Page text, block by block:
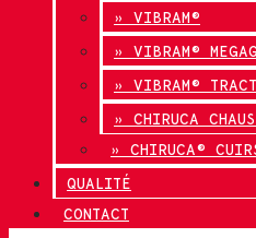
» VIBRAM®
» VIBRAM®
» VIBRAM®
» CHIRUCA
» CHIRUCA®
QUALITÉ
CONTACT